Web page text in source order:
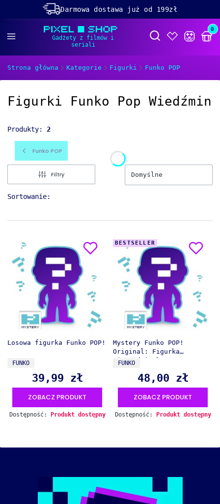
Darmowa dostawa już od 199zł
Rabaty -50% na wybrane produkty
Dolącz do naszego
Otwórz
Strona główna Kategorie Figurki Funko POP
Figurki Funko Pop Wiedźmin
Produkty: 2
Funko POP
Filtry
Sortowanie:
Domyślne
Losowa figurka Funko POP!
PRODUCENT
FUNKO
Cena
39,99 zł
ZOBACZ PRODUKT
Dostępność: Produkt dostępny
BESTSELLER
Mystery Funko POP!
Original: Figurka
niespodzianka
PRODUCENT
FUNKO
Cena
48,00 zł
ZOBACZ PRODUKT
Dostępność: Produkt dostępny